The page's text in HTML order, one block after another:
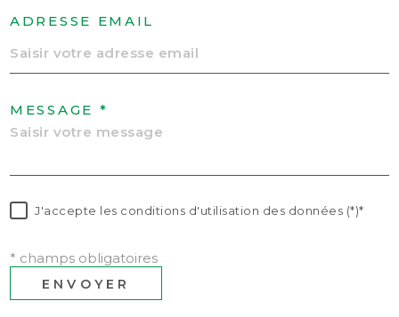
ADRESSE EMAIL
MESSAGE *
J'accepte les conditions d'utilisation des données (*)*
* champs obligatoires
ENVOYER